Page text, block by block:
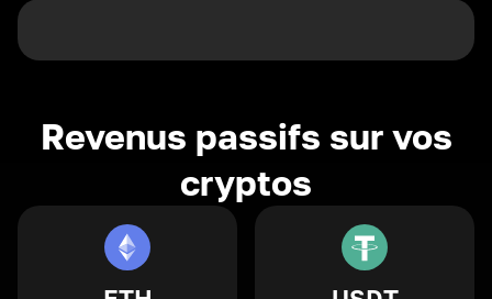
Revenus passifs sur vos
cryptos